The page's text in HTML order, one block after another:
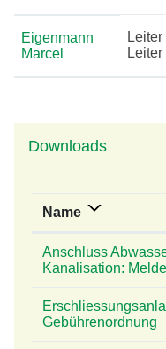
Eigenmann
Marcel
Downloads
Name
Anschluss
Kanalisation:
Gebührenordnung